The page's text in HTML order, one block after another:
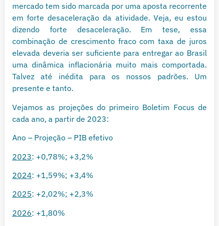
mercado tem sido marcada por uma aposta recorrente
em forte desaceleração da atividade. Veja, eu estou
dizendo forte desaceleração. Em tese, essa
combinação de crescimento fraco com taxa de juros
elevada deveria ser suficiente para entregar ao Brasil
uma dinâmica inflacionária muito mais comportada.
Talvez até inédita para os nossos padrões. Um
presente e tanto.
Vejamos as projeções do primeiro Boletim Focus de
cada ano, a partir de 2023:
Ano – Projeção – PIB efetivo
2023: +0,78%; +3,2%
2024: +1,59%; +3,4%
2025: +2,02%; +2,3%
2026: +1,80%